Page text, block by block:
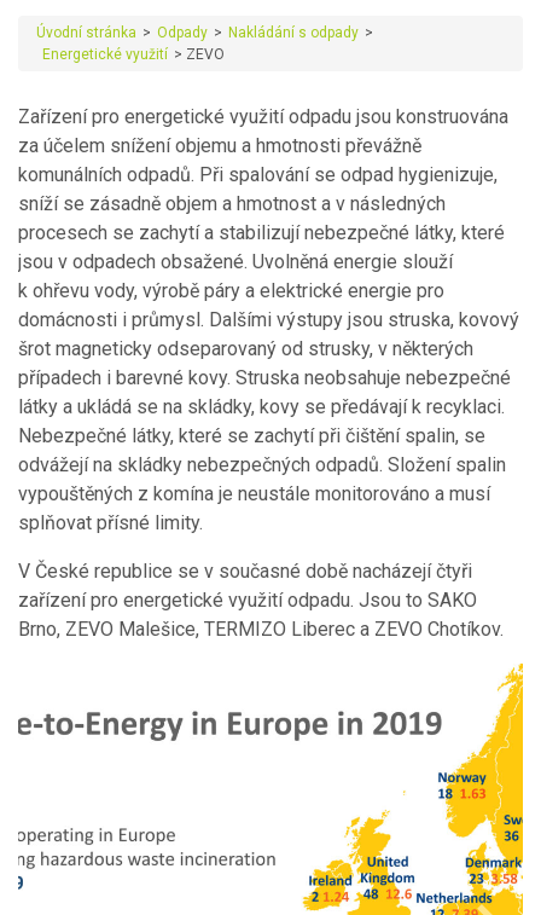
Úvodní stránka > Odpady > Nakládání s odpady >
Energetické využití > ZEVO
Zařízení pro energetické využití odpadu jsou konstruována
za účelem snížení objemu a hmotnosti převážně
komunálních odpadů. Při spalování se odpad hygienizuje,
sníží se zásadně objem a hmotnost a v následných
procesech se zachytí a stabilizují nebezpečné látky, které
jsou v odpadech obsažené. Uvolněná energie slouží
k ohřevu vody, výrobě páry a elektrické energie pro
domácnosti i průmysl. Dalšími výstupy jsou struska, kovový
šrot magneticky odseparovaný od strusky, v některých
případech i barevné kovy. Struska neobsahuje nebezpečné
látky a ukládá se na skládky, kovy se předávají k recyklaci.
Nebezpečné látky, které se zachytí při čištění spalin, se
odvážejí na skládky nebezpečných odpadů. Složení spalin
vypouštěných z komína je neustále monitorováno a musí
splňovat přísné limity.
V České republice se v současné době nacházejí čtyři
zařízení pro energetické využití odpadu. Jsou to SAKO
Brno, ZEVO Malešice, TERMIZO Liberec a ZEVO Chotíkov.